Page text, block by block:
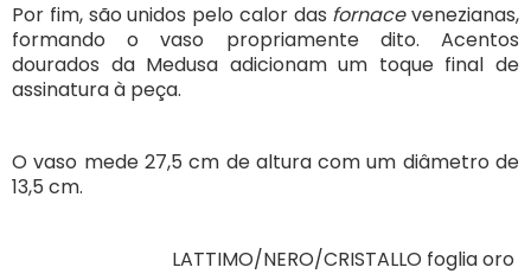
Por fim, são unidos pelo calor das fornacevenezianas,
formando o vaso propriamente dito. Acentos
dourados da Medusa adicionam um toque final de
assinatura à peça.
O vaso mede 27,5 cm de altura com um diâmetro de
13,5 cm.
LATTIMO/NERO/CRISTALLO foglia oro